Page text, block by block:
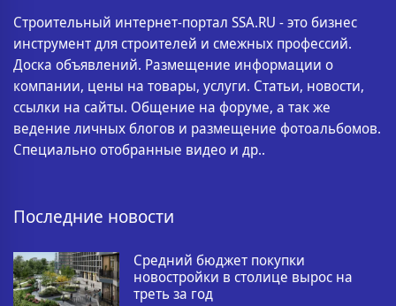
Строительный интернет-портал SSA.RU - это бизнес
инструмент для строителей и смежных профессий.
Доска объявлений. Размещение информации о
компании, цены на товары, услуги. Статьи, новости,
ссылки на сайты. Общение на форуме, а так же
ведение личных блогов и размещение фотоальбомов.
Специально отобранные видео и др..
Последние новости
Средний бюджет покупки
новостройки в столице вырос на
треть за год